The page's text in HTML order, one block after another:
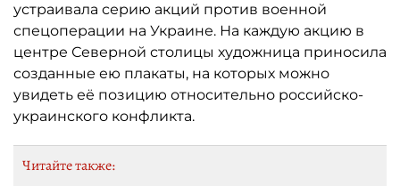
устраивала серию акций против военной
спецоперации на Украине. На каждую акцию в
центре Северной столицы художница приносила
созданные ею плакаты, на которых можно
увидеть её позицию относительно российско-
украинского конфликта.
Читайте также: